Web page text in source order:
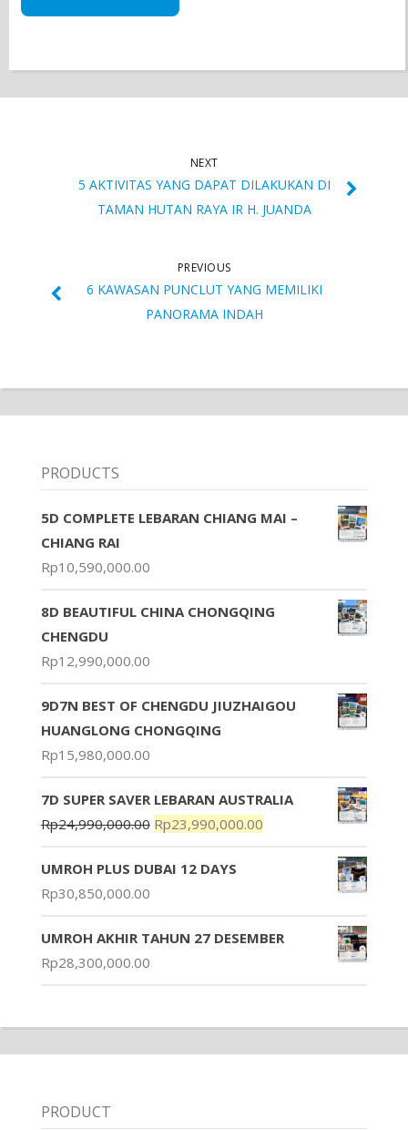
NEXT
5 AKTIVITAS YANG DAPAT DILAKUKAN DI
TAMAN HUTAN RAYA IR H. JUANDA
PREVIOUS
6 KAWASAN PUNCLUT YANG MEMILIKI
PANORAMA INDAH
PRODUCTS
5D COMPLETE LEBARAN CHIANG MAI –
CHIANG RAI
Rp10,590,000.00
8D BEAUTIFUL CHINA CHONGQING
CHENGDU
Rp12,990,000.00
9D7N BEST OF CHENGDU JIUZHAIGOU
HUANGLONG CHONGQING
Rp15,980,000.00
7D SUPER SAVER LEBARAN AUSTRALIA
Rp24,990,000.00 Rp23,990,000.00
UMROH PLUS DUBAI 12 DAYS
Rp30,850,000.00
UMROH AKHIR TAHUN 27 DESEMBER
Rp28,300,000.00
PRODUCT